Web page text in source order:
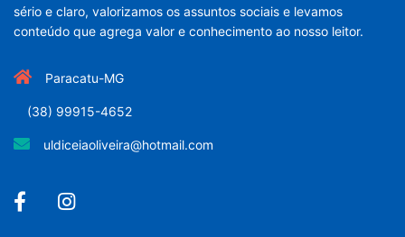
sério e claro, valorizamos os assuntos sociais e levamos
conteúdo que agrega valor e conhecimento ao nosso leitor.
Paracatu-MG
(38) 99915-4652
uldiceiaoliveira@hotmail.com